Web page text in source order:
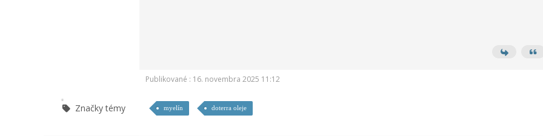
Publikované : 16. novembra 2025 11:12
Značky témy myelín doterra oleje